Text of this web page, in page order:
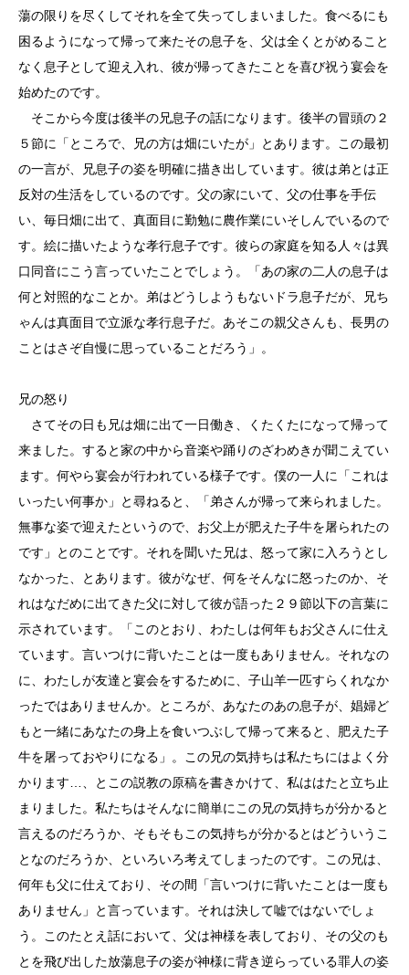
蕩の限りを尽くしてそれを全て失ってしまいました。食べるにも
困るようになって帰って来たその息子を、父は全くとがめること
なく息子として迎え入れ、彼が帰ってきたことを喜び祝う宴会を
始めたのです。
そこから今度は後半の兄息子の話になります。後半の冒頭の２
５節に「ところで、兄の方は畑にいたが」とあります。この最初
の一言が、兄息子の姿を明確に描き出しています。彼は弟とは正
反対の生活をしているのです。父の家にいて、父の仕事を手伝
い、毎日畑に出て、真面目に勤勉に農作業にいそしんでいるので
す。絵に描いたような孝行息子です。彼らの家庭を知る人々は異
口同音にこう言っていたことでしょう。「あの家の二人の息子は
何と対照的なことか。弟はどうしようもないドラ息子だが、兄ち
ゃんは真面目で立派な孝行息子だ。あそこの親父さんも、長男の
ことはさぞ自慢に思っていることだろう」。
兄の怒り
さてその日も兄は畑に出て一日働き、くたくたになって帰って
来ました。すると家の中から音楽や踊りのざわめきが聞こえてい
ます。何やら宴会が行われている様子です。僕の一人に「これは
いったい何事か」と尋ねると、「弟さんが帰って来られました。
無事な姿で迎えたというので、お父上が肥えた子牛を屠られたの
です」とのことです。それを聞いた兄は、怒って家に入ろうとし
なかった、とあります。彼がなぜ、何をそんなに怒ったのか、そ
れはなだめに出てきた父に対して彼が語った２９節以下の言葉に
示されています。「このとおり、わたしは何年もお父さんに仕え
ています。言いつけに背いたことは一度もありません。それなの
に、わたしが友達と宴会をするために、子山羊一匹すらくれなか
ったではありませんか。ところが、あなたのあの息子が、娼婦ど
もと一緒にあなたの身上を食いつぶして帰って来ると、肥えた子
牛を屠っておやりになる」。この兄の気持ちは私たちにはよく分
かります…、とこの説教の原稿を書きかけて、私ははたと立ち止
まりました。私たちはそんなに簡単にこの兄の気持ちが分かると
言えるのだろうか、そもそもこの気持ちが分かるとはどういうこ
となのだろうか、といろいろ考えてしまったのです。この兄は、
何年も父に仕えており、その間「言いつけに背いたことは一度も
ありません」と言っています。それは決して嘘ではないでしょ
う。このたとえ話において、父は神様を表しており、その父のも
とを飛び出した放蕩息子の姿が神様に背き逆らっている罪人の姿